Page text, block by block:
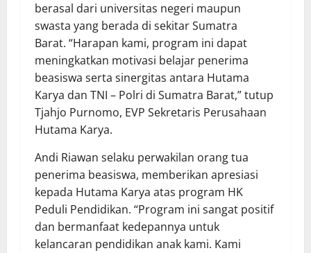
berasal dari universitas negeri maupun
swasta yang berada di sekitar Sumatra
Barat. “Harapan kami, program ini dapat
meningkatkan motivasi belajar penerima
beasiswa serta sinergitas antara Hutama
Karya dan TNI – Polri di Sumatra Barat,” tutup
Tjahjo Purnomo, EVP Sekretaris Perusahaan
Hutama Karya.
Andi Riawan selaku perwakilan orang tua
penerima beasiswa, memberikan apresiasi
kepada Hutama Karya atas program HK
Peduli Pendidikan. “Program ini sangat positif
dan bermanfaat kedepannya untuk
kelancaran pendidikan anak kami. Kami